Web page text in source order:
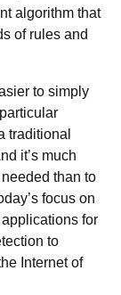
algorithm that
of rules and
to simply
traditional
it’s much
than to
focus on
for
to
Internet of